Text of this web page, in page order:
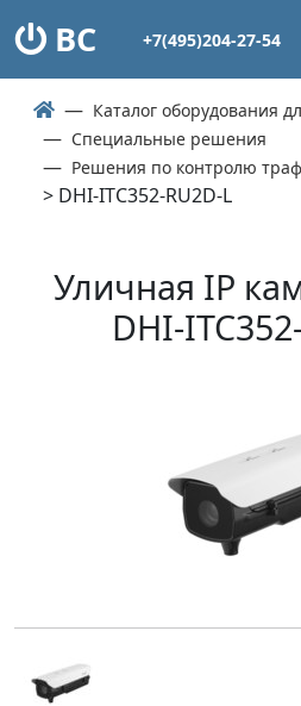
ВС +7(495)204-27-54
Каталог оборудования
Специальные решения
Решения по контролю
> DHI-ITC352-RU2D-L
Уличная IP
DHI-